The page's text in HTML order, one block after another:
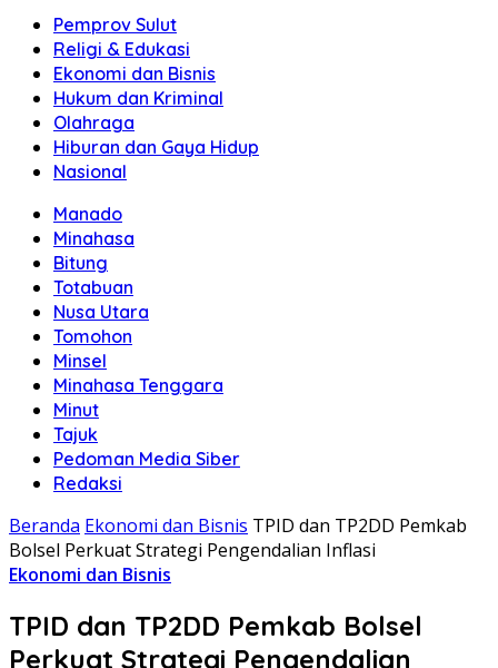
Pemprov Sulut
Religi & Edukasi
Ekonomi dan Bisnis
Hukum dan Kriminal
Olahraga
Hiburan dan Gaya Hidup
Nasional
Manado
Minahasa
Bitung
Totabuan
Nusa Utara
Tomohon
Minsel
Minahasa Tenggara
Minut
Tajuk
Pedoman Media Siber
Redaksi
Beranda Ekonomi dan Bisnis TPID dan TP2DD Pemkab
Bolsel Perkuat Strategi Pengendalian Inflasi
Ekonomi dan Bisnis
TPID dan TP2DD Pemkab Bolsel
Perkuat Strategi Pengendalian